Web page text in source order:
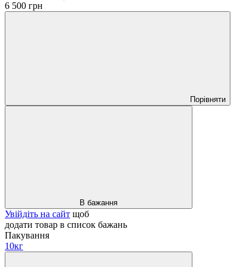
6 500 грн
Порівняти
В бажання
Увійдіть на сайт щоб
додати товар в список бажань
Пакування
10кг